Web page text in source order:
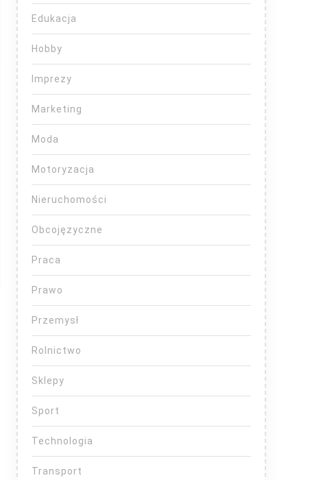
Edukacja
Hobby
Imprezy
Marketing
Moda
Motoryzacja
Nieruchomości
Obcojęzyczne
Praca
Prawo
Przemysł
Rolnictwo
Sklepy
Sport
Technologia
Transport